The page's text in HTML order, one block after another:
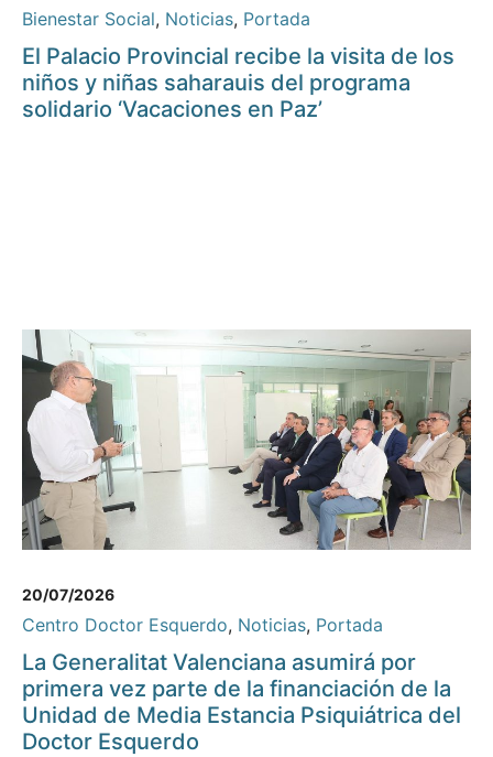
Bienestar Social, Noticias, Portada
El Palacio Provincial recibe la visita de los
niños y niñas saharauis del programa
solidario ‘Vacaciones en Paz’
20/07/2026
Centro Doctor Esquerdo, Noticias, Portada
La Generalitat Valenciana asumirá por
primera vez parte de la financiación de la
Unidad de Media Estancia Psiquiátrica del
Doctor Esquerdo